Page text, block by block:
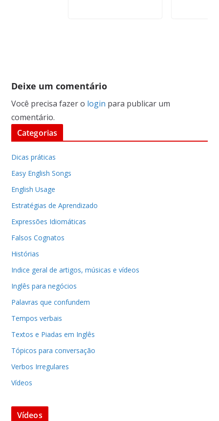
Deixe um comentário
Você precisa fazer o login para publicar um
comentário.
Categorias
Dicas práticas
Easy English Songs
English Usage
Estratégias de Aprendizado
Expressões Idiomáticas
Falsos Cognatos
Histórias
Indice geral de artigos, músicas e vídeos
Inglês para negócios
Palavras que confundem
Tempos verbais
Textos e Piadas em Inglês
Tópicos para conversação
Verbos Irregulares
Vídeos
Vídeos